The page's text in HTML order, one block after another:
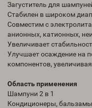
Загуститель для
Стабилен в широком
Совместим с
анионных, катионных,
Увеличивает
Улучшает осаждение на
компонентов,
Область применения
Шампуни 2 в 1
Кондиционеры,